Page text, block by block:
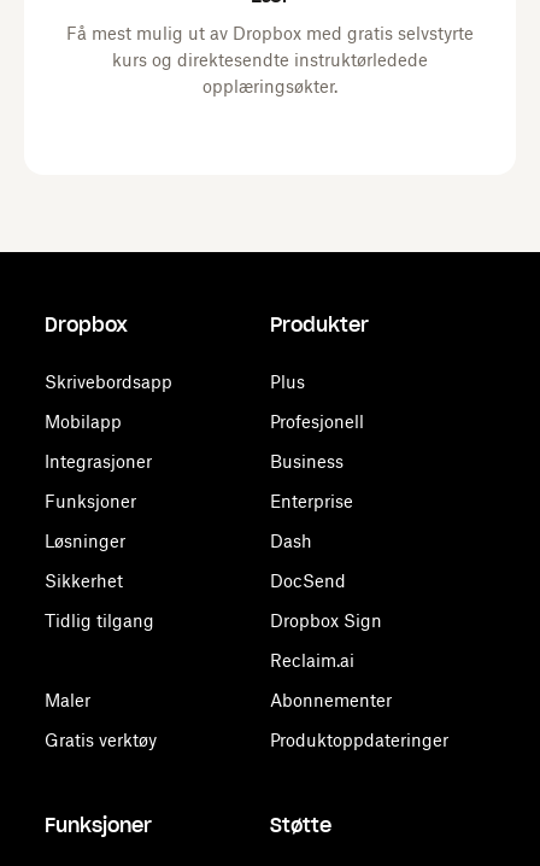
Få mest mulig ut av Dropbox med gratis selvstyrte
kurs og direktesendte instruktørledede
opplæringsøkter.
Dropbox
Skrivebordsapp
Mobilapp
Integrasjoner
Funksjoner
Løsninger
Sikkerhet
Tidlig tilgang
Maler
Gratis verktøy
Produkter
Plus
Profesjonell
Business
Enterprise
Dash
DocSend
Dropbox Sign
Reclaim.ai
Abonnementer
Produktoppdateringer
Funksjoner Støtte